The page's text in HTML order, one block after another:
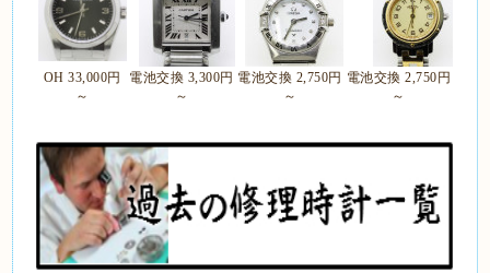
OH 33,000円
～
電池交換 3,300円
～
電池交換 2,750円
～
電池交換 2,750円
～